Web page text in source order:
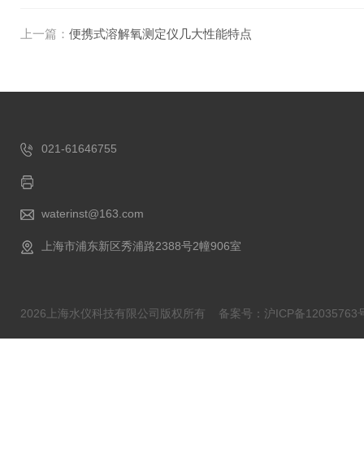
上一篇： 便携式溶解氧测定仪几大性能特点
021-61646755
waterinst@163.com
上海市浦东新区秀浦路2388号2幢906室
2026上海水仪科技有限公司版权所有 备案号：沪ICP备12035763